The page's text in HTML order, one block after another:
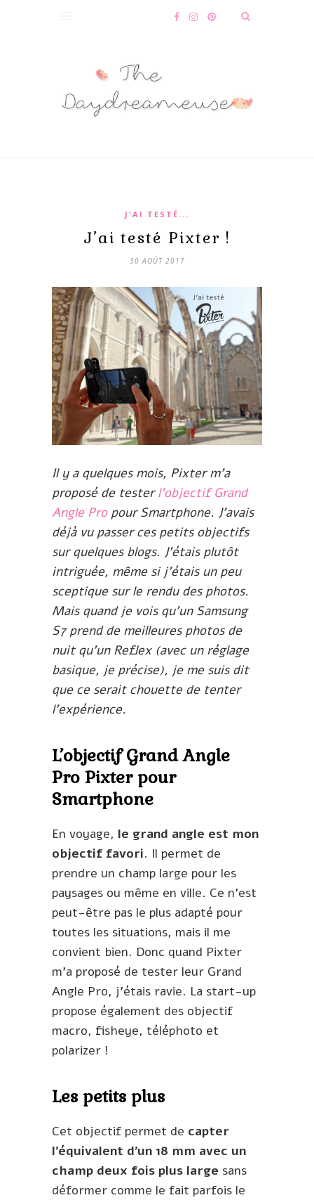
J'AI TESTÉ...
J’ai testé Pixter !
30 AOÛT 2017
Il y a quelques mois, Pixter m’a
proposé de testerl’objectif Grand
Angle Propour Smartphone. J’avais
déjà vu passer ces petits objectifs
sur quelques blogs. J’étais plutôt
intriguée, même si j’étais un peu
sceptique sur le rendu des photos.
Mais quand je vois qu’un Samsung
S7 prend de meilleures photos de
nuit qu’un Reflex (avec un réglage
basique, je précise), je me suis dit
que ce serait chouette de tenter
l’expérience.
L’objectif Grand Angle
Pro Pixter pour
Smartphone
En voyage, le grand angle est mon
objectif favori. Il permet de
prendre un champ large pour les
paysages ou même en ville. Ce n’est
peut-être pas le plus adapté pour
toutes les situations, mais il me
convient bien. Donc quand Pixter
m’a proposé de tester leur Grand
Angle Pro, j’étais ravie. La start-up
propose également des objectif
macro, fisheye, téléphoto et
polarizer !
Les petits plus
Cet objectif permet de capter
l’équivalent d’un 18 mm avec un
champ deux fois plus large sans
déformer comme le fait parfois le